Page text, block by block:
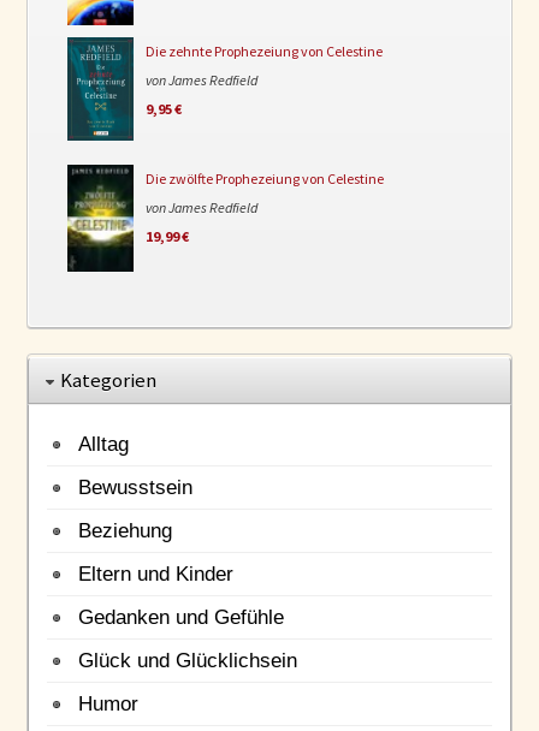
Die zehnte Prophezeiung von Celestine
von James Redfield
9,95 €
Die zwölfte Prophezeiung von Celestine
von James Redfield
19,99 €
Kategorien
Alltag
Bewusstsein
Beziehung
Eltern und Kinder
Gedanken und Gefühle
Glück und Glücklichsein
Humor